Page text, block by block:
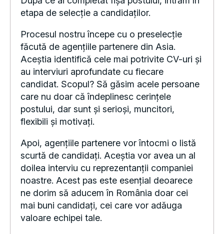
etapa de selecție a candidaților.
făcută de agențiile partenere din Asia.
Aceștia identifică cele mai potrivite CV-uri și
au interviuri aprofundate cu fiecare
candidat. Scopul? Să găsim acele persoane
care nu doar că îndeplinesc cerințele
postului, dar sunt și serioși, muncitori,
flexibili și motivați.
scurtă de candidați. Aceștia vor avea un al
doilea interviu cu reprezentanții companiei
noastre. Acest pas este esențial deoarece
ne dorim să aducem în România doar cei
mai buni candidați, cei care vor adăuga
valoare echipei tale.